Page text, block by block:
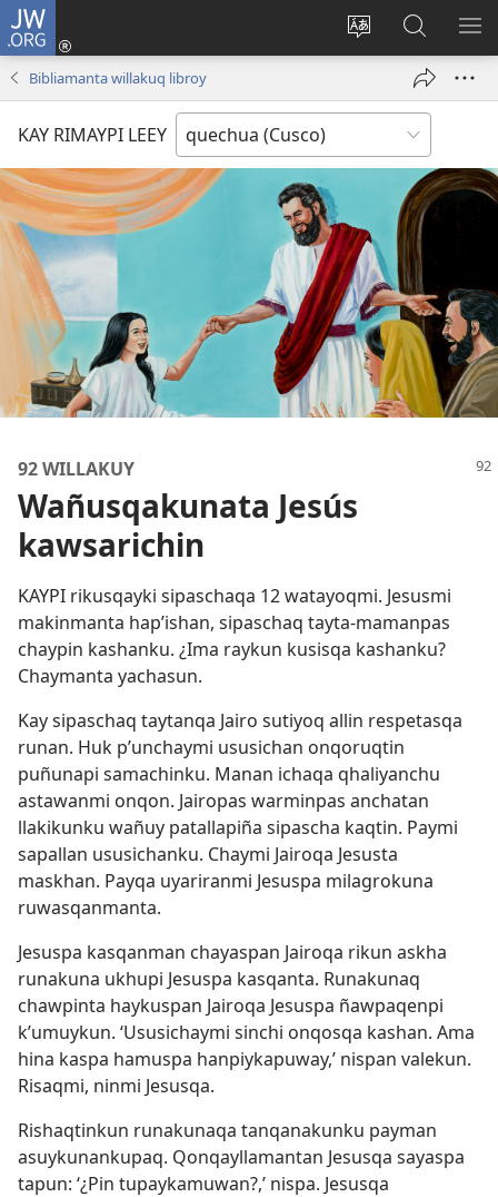
JW.ORG
Direccionpi
Sutiykiwan
jaykuy
nueva
JW.ORG
nisqapi
maskhay
Bibliamanta willakuq libroy
KAY RIMAYPI LEEY
92 WILLAKUY
Wañusqakunata Jesús
kawsarichin
KAYPI rikusqayki sipaschaqa 12 watayoqmi. Jesusmi
makinmanta hap’ishan, sipaschaq tayta-mamanpas
chaypin kashanku. ¿Ima raykun kusisqa kashanku?
Chaymanta yachasun.
Kay sipaschaq taytanqa Jairo sutiyoq allin respetasqa
runan. Huk p’unchaymi ususichan onqoruqtin
puñunapi samachinku. Manan ichaqa qhaliyanchu
astawanmi onqon. Jairopas warminpas anchatan
llakikunku wañuy patallapiña sipascha kaqtin. Paymi
sapallan ususichanku. Chaymi Jairoqa Jesusta
maskhan. Payqa uyariranmi Jesuspa milagrokuna
ruwasqanmanta.
Jesuspa kasqanman chayaspan Jairoqa rikun askha
runakuna ukhupi Jesuspa kasqanta. Runakunaq
chawpinta haykuspan Jairoqa Jesuspa ñawpaqenpi
k’umuykun. ‘Ususichaymi sinchi onqosqa kashan. Ama
hina kaspa hamuspa hanpiykapuway,’ nispan valekun.
Risaqmi, ninmi Jesusqa.
Rishaqtinkun runakunaqa tanqanakunku payman
asuykunankupaq. Qonqayllamantan Jesusqa sayaspa
tapun: ‘¿Pin tupaykamuwan?,’ nispa. Jesusqa